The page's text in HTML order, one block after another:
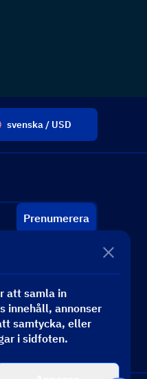
svenska / USD
Prenumerera
att samla in
innehåll, annonser
samtycka, eller
i sidfoten.